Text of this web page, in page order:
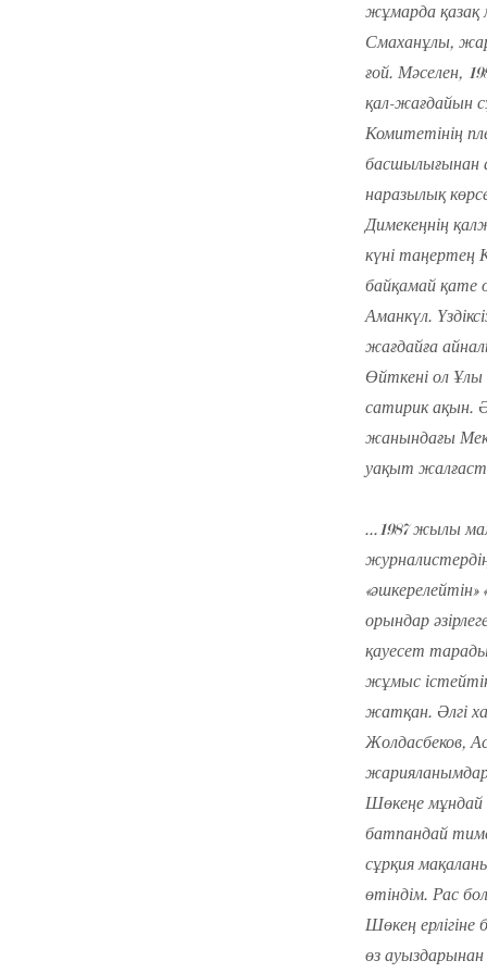
жұмарда қазақ
Смаханұлы,
ғой. Мәселен,
қал-жағдайын
Комитетінің
басшылығынан
наразылық
Димекеңнің
күні таңертең
байқамай қате
Аманкүл.
жағдайға
Өйткені ол
сатирик ақын.
жанындағы
уақыт
...1987 жылы
орындар
қауесет
жұмыс
жатқан. Әлгі
Жолдасбеков,
Шөкеңе мұндай
батпандай
сұрқия
өтіндім. Рас
Шөкең ерлігіне
өз ауыздарынан